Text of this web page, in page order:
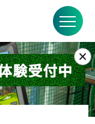
×